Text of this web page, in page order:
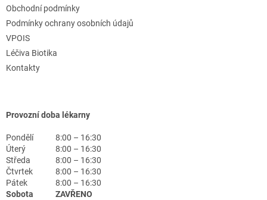
Obchodní podmínky
Podmínky ochrany osobních údajů
VPOIS
Léčiva Biotika
Kontakty
Provozní doba lékarny
Pondělí
8:00 – 16:30
Úterý
8:00 – 16:30
Středa
8:00 – 16:30
Čtvrtek
8:00 – 16:30
Pátek
8:00 – 16:30
Sobota
ZAVŘENO